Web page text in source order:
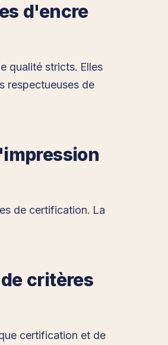
d'encre
qualité stricts. Elles
respectueuses de
de certification. La
critères
certification et de